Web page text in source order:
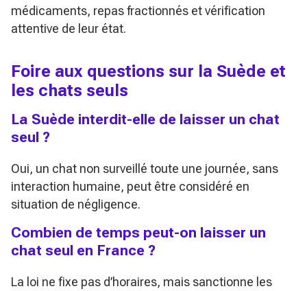
médicaments, repas fractionnés et vérification
attentive de leur état.
Foire aux questions sur la Suède et
les chats seuls
La Suède interdit-elle de laisser un chat
seul ?
Oui, un chat non surveillé toute une journée, sans
interaction humaine, peut être considéré en
situation de négligence.
Combien de temps peut-on laisser un
chat seul en France ?
La loi ne fixe pas d’horaires, mais sanctionne les